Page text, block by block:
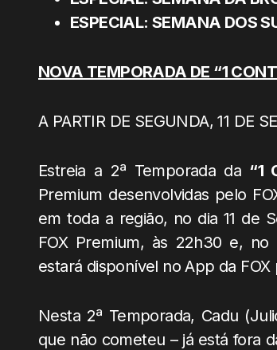
ESPECIAL: SEMANA DOS
NOVA TEMPORADA DE “1
A PARTIR DE SEGUNDA, 11 DE
Estreia a 2ª Temporada da “1
Premium desenvolvidas pelo
em toda a região, no dia 11 de
FOX Premium, às 22h30 e,
estará disponível no App da
Nesta 2ª Temporada, Cadu
que não cometeu – já está fora